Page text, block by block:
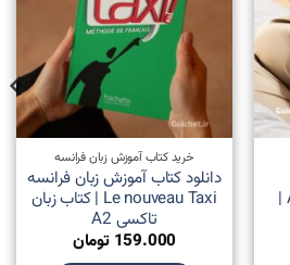
dialogues سطح A2-B1 |
خرید کتاب آموزش زبان فرانسه
دانلود کتاب آموزش زبان فرانسه
Le nouveau Taxi | کتاب زبان
تاکسی A2
159.000 تومان